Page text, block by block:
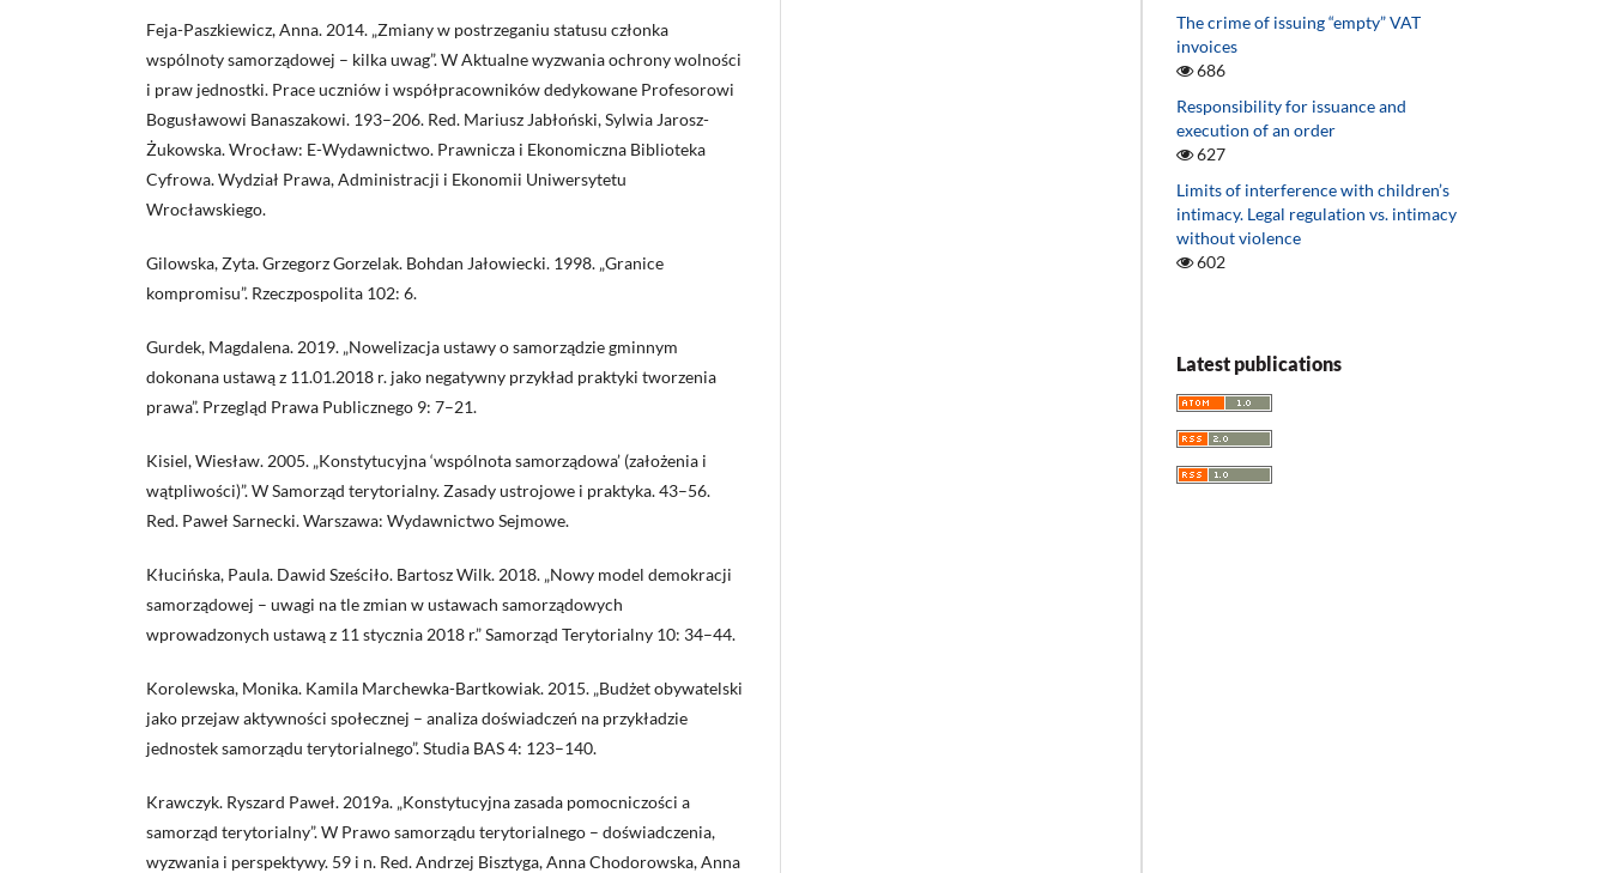
Feja-Paszkiewicz, Anna. 2014. „Zmiany w postrzeganiu statusu członka
wspólnoty samorządowej – kilka uwag”. W Aktualne wyzwania ochrony wolności
i praw jednostki. Prace uczniów i współpracowników dedykowane Profesorowi
Bogusławowi Banaszakowi. 193–206. Red. Mariusz Jabłoński, Sylwia Jarosz-
Żukowska. Wrocław: E-Wydawnictwo. Prawnicza i Ekonomiczna Biblioteka
Cyfrowa. Wydział Prawa, Administracji i Ekonomii Uniwersytetu
Wrocławskiego.
Gilowska, Zyta. Grzegorz Gorzelak. Bohdan Jałowiecki. 1998. „Granice
kompromisu”. Rzeczpospolita 102: 6.
Gurdek, Magdalena. 2019. „Nowelizacja ustawy o samorządzie gminnym
dokonana ustawą z 11.01.2018 r. jako negatywny przykład praktyki tworzenia
prawa”. Przegląd Prawa Publicznego 9: 7–21.
Kisiel, Wiesław. 2005. „Konstytucyjna ‘wspólnota samorządowa’ (założenia i
wątpliwości)”. W Samorząd terytorialny. Zasady ustrojowe i praktyka. 43–56.
Red. Paweł Sarnecki. Warszawa: Wydawnictwo Sejmowe.
Kłucińska, Paula. Dawid Sześciło. Bartosz Wilk. 2018. „Nowy model demokracji
samorządowej – uwagi na tle zmian w ustawach samorządowych
wprowadzonych ustawą z 11 stycznia 2018 r.” Samorząd Terytorialny 10: 34–44.
Korolewska, Monika. Kamila Marchewka-Bartkowiak. 2015. „Budżet obywatelski
jako przejaw aktywności społecznej – analiza doświadczeń na przykładzie
jednostek samorządu terytorialnego”. Studia BAS 4: 123–140.
Krawczyk. Ryszard Paweł. 2019a. „Konstytucyjna zasada pomocniczości a
samorząd terytorialny”. W Prawo samorządu terytorialnego – doświadczenia,
wyzwania i perspektywy. 59 i n. Red. Andrzej Bisztyga, Anna Chodorowska, Anna
The crime of issuing “empty” VAT
invoices
686
Responsibility for issuance and
execution of an order
627
Limits of interference with children’s
intimacy. Legal regulation vs. intimacy
without violence
602
Latest publications